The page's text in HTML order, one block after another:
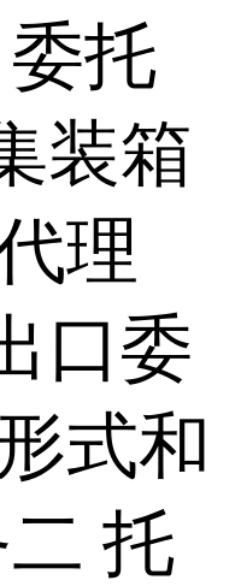
托
装箱
理
口委
式和
托